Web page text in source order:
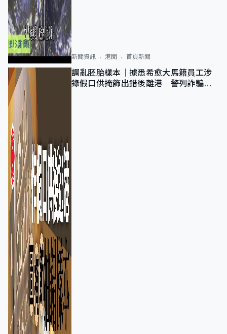
新聞資訊 港聞 首頁新聞
調亂胚胎樣本｜據悉希愈大馬籍員工涉
錄假口供掩飾出錯後離港 警列詐騙